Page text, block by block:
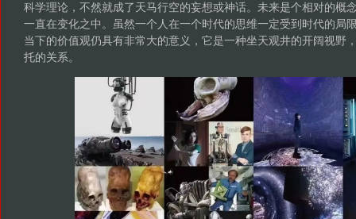
科学理论，不然就成了天马行空的妄想或神话。未来是个相对的概
一直在变化之中。虽然一个人在一个时代的思维一定受到时代的局
当下的价值观仍具有非常大的意义，它是一种坐天观井的开阔视野
托的关系。